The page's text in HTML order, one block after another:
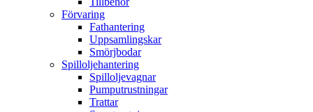
Förvaring
Fathantering
Uppsamlingskar
Smörjbodar
Spilloljehantering
Spilloljevagnar
Pumputrustningar
Trattar